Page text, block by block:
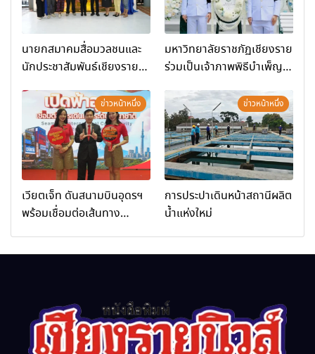
นายกสมาคมสื่อมวลชนและ
นักประชาสัมพันธ์เชียงราย
การท่องเที่ยวและกีฬาจังหวัด
เชียงราย จัดกิจกรรมอบรม
“การพัฒนาศักยภาพผู้
ประกอบการและเครือข่าย
ธุรกิจ Wellness สู่การ
เติบโตอย่างยั่งยืน (Chiang
Rai Wellness Business
มหาวิทยาลัยราชภัฏเชียงราย
ร่วมเป็นเจ้าภาพพิธีบำเพ็ญ
มหากรุณาธิคุณ
ข่าวหน้าหนึ่ง
เวียตเจ็ท ดันสนามบินอุดรฯ
พร้อมเชื่อมต่อเส้นทาง
ข่าวหน้าหนึ่ง
การประปาเดินหน้าสถานีผลิต
น้ำแห่งใหม่